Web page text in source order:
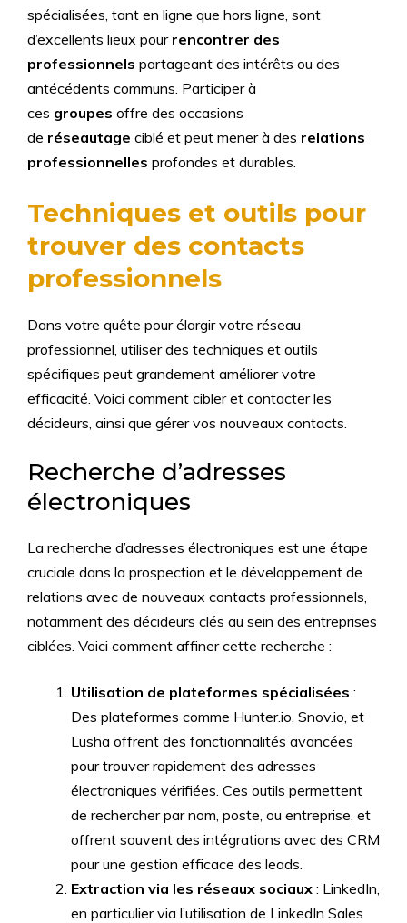
spécialisées, tant en ligne que hors ligne, sont
d’excellents lieux pour rencontrer des
professionnels partageant des intérêts ou des
antécédents communs. Participer à
ces groupes offre des occasions
de réseautage ciblé et peut mener à des relations
professionnelles profondes et durables.
Techniques et outils pour
trouver des contacts
professionnels
Dans votre quête pour élargir votre réseau
professionnel, utiliser des techniques et outils
spécifiques peut grandement améliorer votre
efficacité. Voici comment cibler et contacter les
décideurs, ainsi que gérer vos nouveaux contacts.
Recherche d’adresses
électroniques
La recherche d’adresses électroniques est une étape
cruciale dans la prospection et le développement de
relations avec de nouveaux contacts professionnels,
notamment des décideurs clés au sein des entreprises
ciblées. Voici comment affiner cette recherche :
Utilisation de plateformes spécialisées :
Des plateformes comme Hunter.io, Snov.io, et
Lusha offrent des fonctionnalités avancées
pour trouver rapidement des adresses
électroniques vérifiées. Ces outils permettent
de rechercher par nom, poste, ou entreprise, et
offrent souvent des intégrations avec des CRM
pour une gestion efficace des leads.
Extraction via les réseaux sociaux : LinkedIn,
en particulier via l’utilisation de LinkedIn Sales